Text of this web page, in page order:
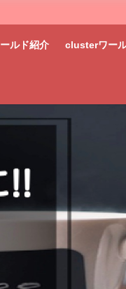
ルド紹介 clusterワー